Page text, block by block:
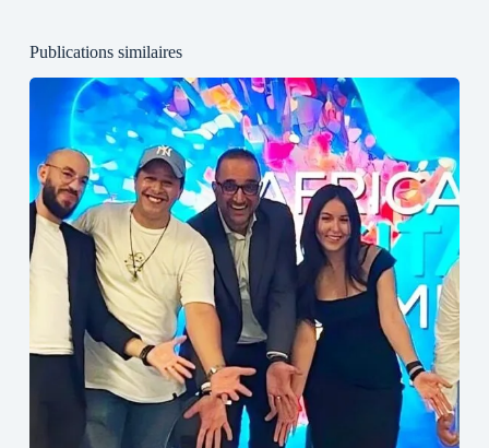
Publications similaires